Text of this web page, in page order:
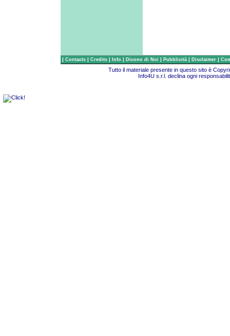
| Contacts | Credits | Info | Dicono di Noi | Pubblicità | Disclaimer |
Tutto il materiale presente in questo sito è
Info4U s.r.l. declina ogni